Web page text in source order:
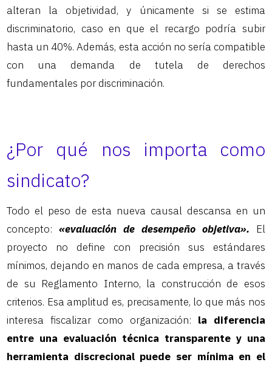
alteran la objetividad, y únicamente si se estima
discriminatorio, caso en que el recargo podría subir
hasta un 40%. Además, esta acción no sería compatible
con una demanda de tutela de derechos
fundamentales por discriminación.
¿Por qué nos importa como
sindicato?
Todo el peso de esta nueva causal descansa en un
concepto:«evaluación de desempeño objetiva». El
proyecto no define con precisión sus estándares
mínimos, dejando en manos de cada empresa, a través
de su Reglamento Interno, la construcción de esos
criterios. Esa amplitud es, precisamente, lo que más nos
interesa fiscalizar como organización: la diferencia
entre una evaluación técnica transparente y una
herramienta discrecional puede ser mínima en el